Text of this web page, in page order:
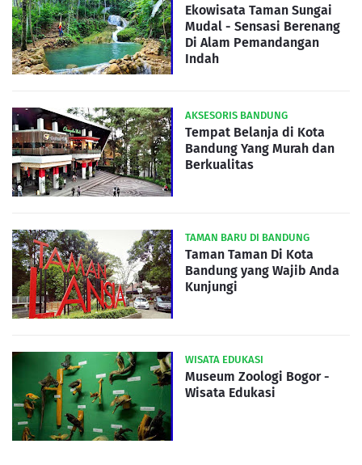
Ekowisata Taman Sungai
Mudal - Sensasi Berenang
Di Alam Pemandangan
Indah
AKSESORIS BANDUNG
Tempat Belanja di Kota
Bandung Yang Murah dan
Berkualitas
TAMAN BARU DI BANDUNG
Taman Taman Di Kota
Bandung yang Wajib Anda
Kunjungi
WISATA EDUKASI
Museum Zoologi Bogor -
Wisata Edukasi